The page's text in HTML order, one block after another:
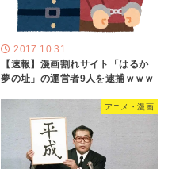
2017.10.31
【速報】漫画割れサイト「はるか
夢の址」の運営者9人を逮捕ｗｗｗ
アニメ・漫画